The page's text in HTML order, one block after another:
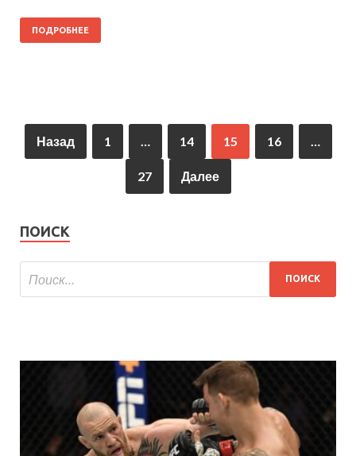
ПОДРОБНЕЕ
Назад 1 … 14 15 16 …
27 Далее
ПОИСК